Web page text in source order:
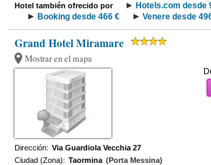
Hotel también ofrecido por
Hotels.com desde
Booking desde 466 €
Venere desde
Grand Hotel Miramare
Mostrar en el mapa
Dirección: Via Guardiola Vecchia 27
Ciudad (Zona): Taormina (Porta Messina)